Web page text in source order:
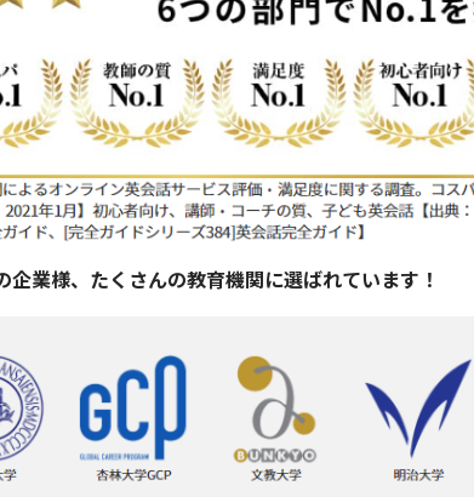
企業様、たくさんの教育機関に選ばれています！